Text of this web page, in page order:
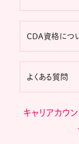
CDA資格につ
よくある質問
キャリアカウ